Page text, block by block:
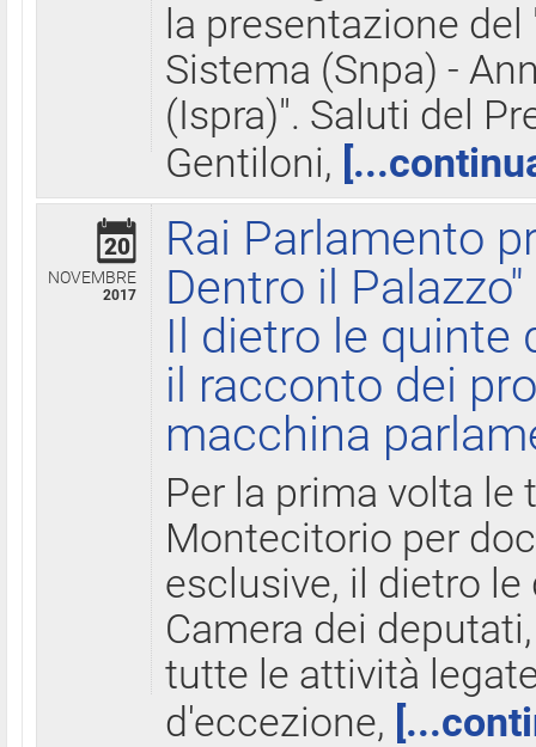
la presentazione
Sistema (Snpa) -
(Ispra)". Saluti del
Gentiloni,
20
NOVEMBRE
2017
Rai Parlamento
Dentro il Palazzo"
Il dietro le quinte
il racconto dei
macchina
Per la prima volta le
Montecitorio per
esclusive, il dietro
Camera dei
tutte le attività
d'eccezione,